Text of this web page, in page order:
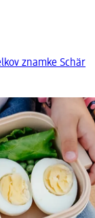
znamke Schär